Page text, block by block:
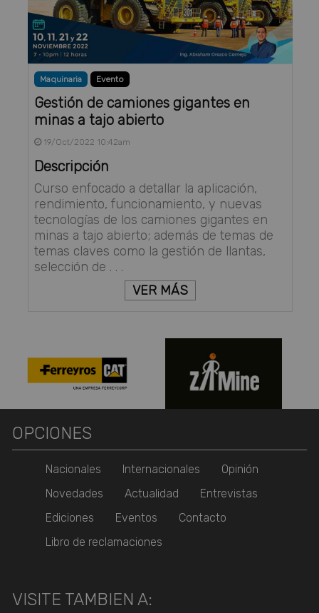
Maquinaria Evento
Gestión de camiones gigantes en
minas a tajo abierto
19/Oct/2022 10:42am
Descripción
Curso enfocado a detallar la aplicación,
rendimiento, funcionamiento, y nuevas
tecnologías de los camiones gigantes en
minas a tajo abierto; además de temas de
temas claves como la gestión de llantas,
selección de . . .
VER MÁS
OPCIONES
Nacionales Internacionales
Opinión
Novedades
Actualidad
Entrevistas
Ediciones
Eventos
Contacto
Libro de reclamaciones
VISITE TAMBIEN A: